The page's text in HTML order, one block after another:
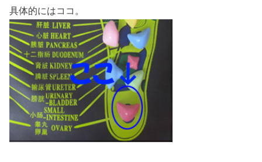
具体的にはココ。